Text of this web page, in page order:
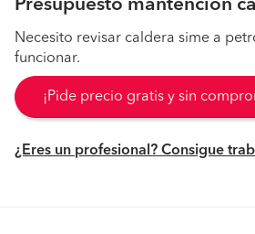
Presupuesto mantención
Necesito revisar caldera sime a
funcionar.
¡Pide precio gratis y sin
¿Eres un profesional? Consigue